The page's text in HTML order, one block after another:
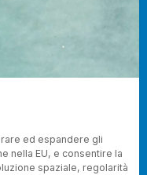
ed espandere gli
nella EU, e consentire la
spaziale, regolarità